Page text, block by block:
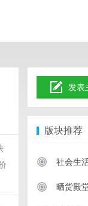
发表
版块推荐
社会生
晒货殿